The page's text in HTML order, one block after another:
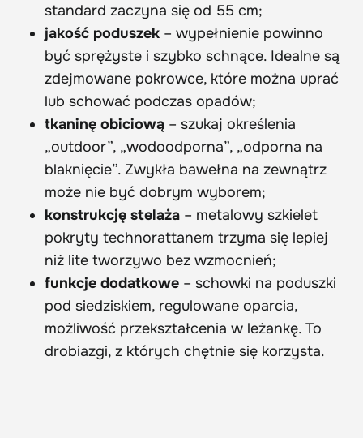
standard zaczyna się od 55 cm;
jakość poduszek – wypełnienie powinno
być sprężyste i szybko schnące. Idealne są
zdejmowane pokrowce, które można uprać
lub schować podczas opadów;
tkaninę obiciową – szukaj określenia
„outdoor”, „wodoodporna”, „odporna na
blaknięcie”. Zwykła bawełna na zewnątrz
może nie być dobrym wyborem;
konstrukcję stelaża – metalowy szkielet
pokryty technorattanem trzyma się lepiej
niż lite tworzywo bez wzmocnień;
funkcje dodatkowe – schowki na poduszki
pod siedziskiem, regulowane oparcia,
możliwość przekształcenia w leżankę. To
drobiazgi, z których chętnie się korzysta.